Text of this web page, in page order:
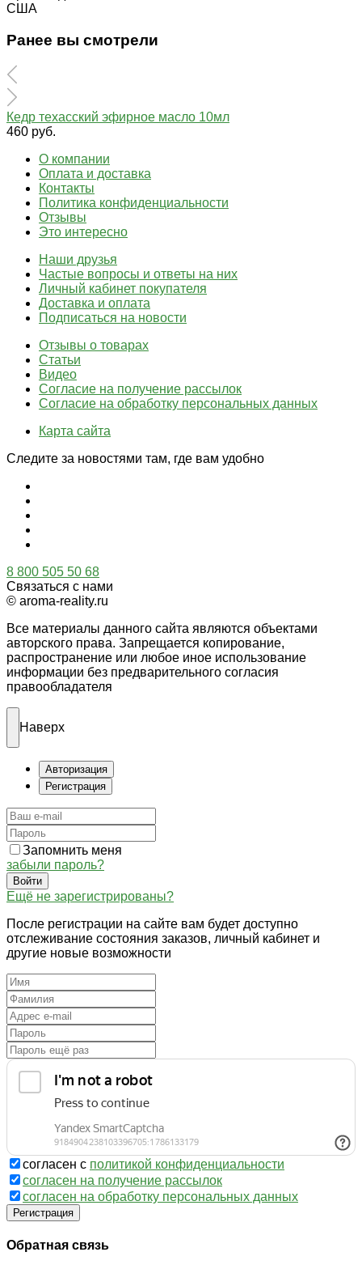
США
Ранее вы смотрели
Кедр техасский эфирное масло 10мл
460 руб.
О компании
Оплата и доставка
Контакты
Политика конфиденциальности
Отзывы
Это интересно
Наши друзья
Частые вопросы и ответы на них
Личный кабинет покупателя
Доставка и оплата
Подписаться на новости
Отзывы о товарах
Статьи
Видео
Согласие на получение рассылок
Согласие на обработку персональных данных
Карта сайта
Следите за новостями там, где вам удобно
8 800 505 50 68
Связаться с нами
© aroma-reality.ru
Все материалы данного сайта являются объектами
авторского права. Запрещается копирование,
распространение или любое иное использование
информации без предварительного согласия
правообладателя
Наверх
Авторизация
Регистрация
Запомнить меня
забыли пароль?
Войти
Ещё не зарегистрированы?
После регистрации на сайте вам будет доступно
отслеживание состояния заказов, личный кабинет и
другие новые возможности
согласен с политикой конфиденциальности
согласен на получение рассылок
согласен на обработку персональных данных
Регистрация
Обратная связь